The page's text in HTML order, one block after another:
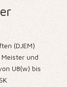
(DJEM)
und
U8(w) bis